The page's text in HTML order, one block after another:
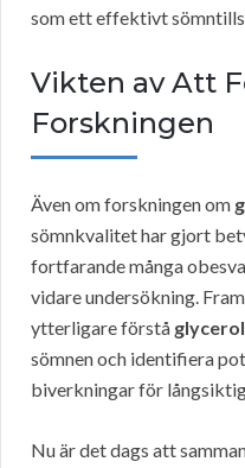
som ett effektivt
Vikten av Att
Forskningen
Även om forskningen om
sömnkvalitet har gjort
fortfarande många
vidare undersökning.
ytterligare förstå glycerol
sömnen och identifiera
biverkningar för
Nu är det dags att